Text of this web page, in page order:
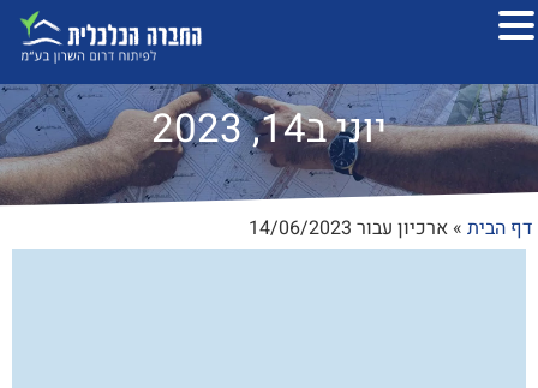
יוני ב14, 2023
דף הבית » ארכיון עבור 14/06/2023